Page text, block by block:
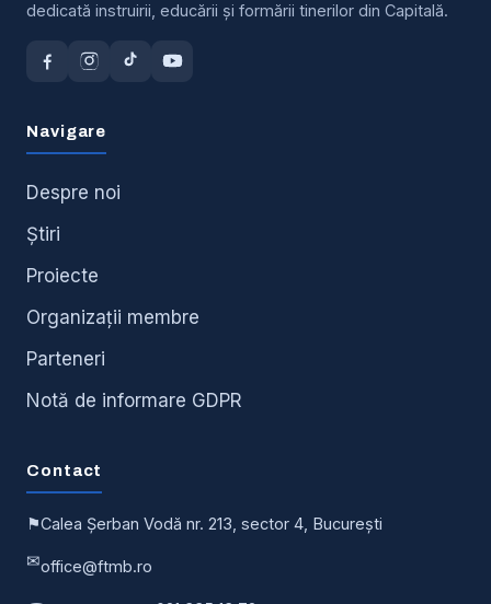
dedicată instruirii, educării și formării tinerilor din Capitală.
Navigare
Despre noi
Știri
Proiecte
Organizații membre
Parteneri
Notă de informare GDPR
Contact
⚑Calea Șerban Vodă nr. 213, sector 4, București
✉office@ftmb.ro